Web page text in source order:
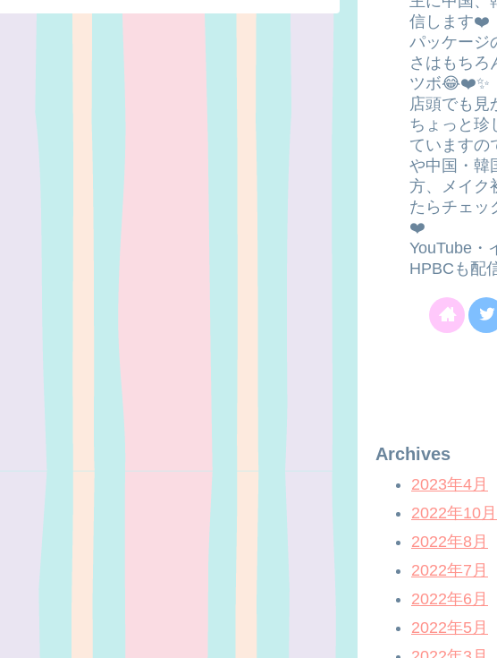
信します❤️
パッケージ
さはもちろ
ツボ😂❤️✨
店頭でも見
ちょっと珍
ていますの
や中国・韓
方、メイク
たらチェッ
❤️
YouTube・
HPBCも配
Archives
2023年4月
2022年10月
2022年8月
2022年7月
2022年6月
2022年5月